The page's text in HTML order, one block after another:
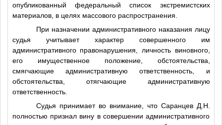
опубликованный федеральный список экстремистских
материалов, в целях массового распространения.
При назначении административного наказания лицу
судья учитывает характер совершенного им
административного правонарушения, личность виновного,
его имущественное положение, обстоятельства,
смягчающие административную ответственность, и
обстоятельства, отягчающие административную
ответственность.
Судья принимает во внимание, что Саранцев Д.Н.
полностью признал вину в совершении административного